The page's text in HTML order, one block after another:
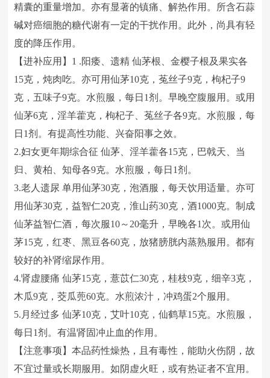
精囊的重量增加。亦有显著的镇痛、解热作用。所含石蒜
碱对癌细胞的糖代谢有一定的干扰作用。此外，尚具有轻
度的降压作用。
【进补应用】1 .阳痿、遗精 仙茅根、金樱子根及果实各
15克，炖肉吃。亦可用仙茅10克，菟丝子9克，枸杞子9
克，五味子9克。水煎服，每日1剂。早晚空腹服用。或用
仙茅6克，淫羊藿克，枸杞子、菟丝子各9克。水煎服，每
日1剂。有提高性功能、兴奋阳事之效。
2.妇女更年期综合征 仙茅、淫羊藿各15克，巴戟天、当
归、黄柏、知母各9克。水煎服，每日1剂。
3.老人遗尿 单用仙茅30克，泡酒服，每天饮用适量。亦可
用仙茅30克，益智仁20克，淮山药30克，酒1000克。制成
仙茅益智仁酒，每次服10～20毫升，早晚各1次。或用仙
茅15克，红枣、黑豆各60克，放猪膀胱内蒸熟服用。都有
较好的补肾缩尿作用。
4.肾虚腰痛 仙茅15克，薏苡仁30克，桂枝9克，细辛3克，
木瓜9克，茭瓜蔸60克。水煎浓汁，冲鸡蛋2个服用。
5.月经过多 仙茅10克，艾叶10克，仙鹤草15克。水煎服，
每日1剂。有温肾固冲止血的作用。
【注意事项】本品药性燥热，且有毒性，能助火伤阴，故
不宜过量或长期服用。如阴虚火旺，或有热证者不宜用。